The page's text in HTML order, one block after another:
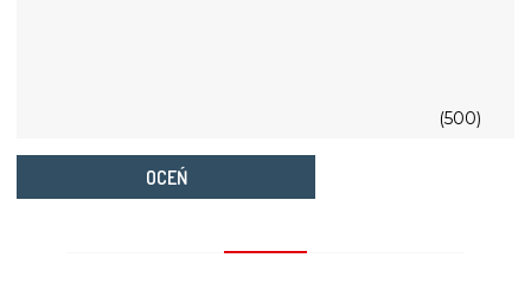
(500)
OCEŃ